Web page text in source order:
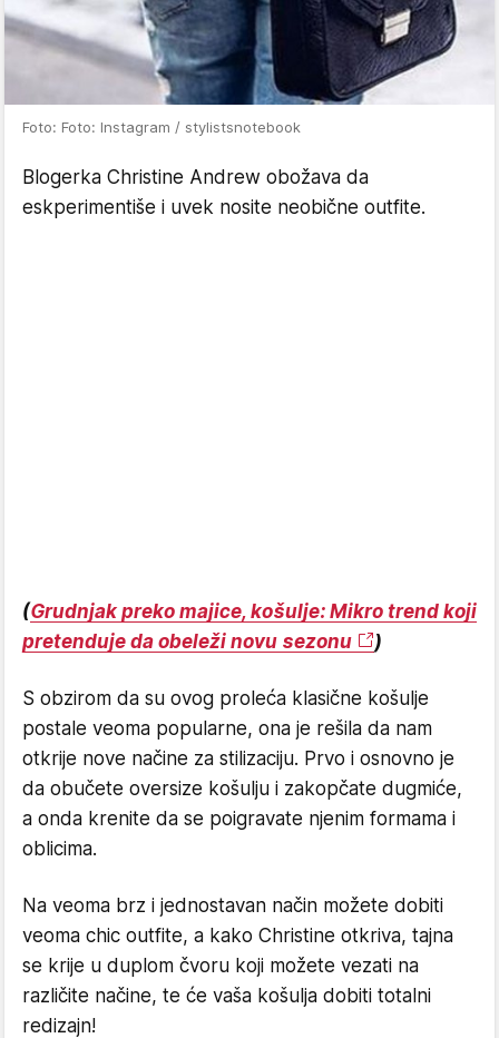
Foto: Foto: Instagram / stylistsnotebook
Blogerka Christine Andrew obožava da
eskperimentiše i uvek nosite neobične outfite.
(Grudnjak preko majice, košulje: Mikro trend koji
pretenduje da obeleži novu sezonu
)
S obzirom da su ovog proleća klasične košulje
postale veoma popularne, ona je rešila da nam
otkrije nove načine za stilizaciju. Prvo i osnovno je
da obučete oversize košulju i zakopčate dugmiće,
a onda krenite da se poigravate njenim formama i
oblicima.
Na veoma brz i jednostavan način možete dobiti
veoma chic outfite, a kako Christine otkriva, tajna
se krije u duplom čvoru koji možete vezati na
različite načine, te će vaša košulja dobiti totalni
redizajn!